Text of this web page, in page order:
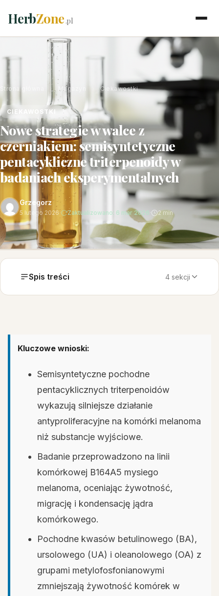
HerbZone.pl
Strona główna › Magazyn Ciekawostki
CIEKAWOSTKI
Nowe strategie w walce z
czerniakiem: semisyntetyczne
pentacykliczne triterpenoidy w
badaniach eksperymentalnych
Grzegorz
5 lutego 2026· Zaktualizowano: 6 mar 2026 · 2 min
Spis treści 4 sekcji
Kluczowe wnioski:
Semisyntetyczne pochodne
pentacyklicznych triterpenoidów
wykazują silniejsze działanie
antyproliferacyjne na komórki melanoma
niż substancje wyjściowe.
Badanie przeprowadzono na linii
komórkowej B164A5 mysiego
melanoma, oceniając żywotność,
migrację i kondensację jądra
komórkowego.
Pochodne kwasów betulinowego (BA),
ursolowego (UA) i oleanolowego (OA) z
grupami metylofosfonianowymi
zmniejszają żywotność komórek w